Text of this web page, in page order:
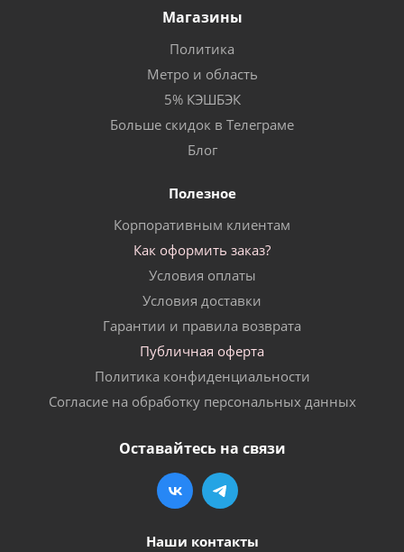
Магазины
Политика
Метро и область
5% КЭШБЭК
Больше скидок в Телеграме
Блог
Полезное
Корпоративным клиентам
Как оформить заказ?
Условия оплаты
Условия доставки
Гарантии и правила возврата
Публичная оферта
Политика конфиденциальности
Согласие на обработку персональных данных
Оставайтесь на связи
Наши контакты